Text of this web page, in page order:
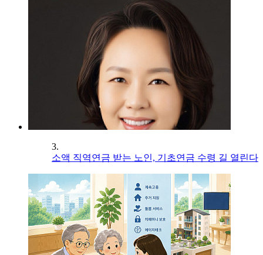
3.
소액 직역연금 받는 노인, 기초연금 수령 길 열린다